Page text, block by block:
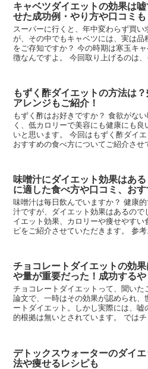
キャベツダイエットの効果は
せた成功例・やり方や口コミも
スーパーに行くと、年中変わらず買
が、その中でもキャベツには、実は
をご存知ですか？ 今の時期は寒玉キ
徴なんですよ。 今回取り上げるのは、
もずく酢ダイエットの方法は
アレンジもご紹介！
もずく酢はお好きですか？ 食欲がな
く、低カロリーで美容にも健康にも
いと思います。 今回はもずく酢ダイ
おすすめの食べ方についてご紹介させ
味噌汁にダイエット効果はあ
に適した食べ方や口コミ、お
味噌汁は毎日飲んでいますか？ 健康
汁ですが、ダイエット効果はあるの
イエット効果、カロリーや痩せやす
ピをご紹介させていただきます。 参
チョコレートダイエットの効
や量が重要だった！成功する
チョコレートダイエットって、聞い
論文で、一時はその効果が認められ
ートダイエット。しかし実際には、
的根拠は無いとされています。 では
デトックスウォーターのダイ
法や痩せるレシピも